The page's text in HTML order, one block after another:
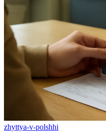
zhyttya-v-polshhi